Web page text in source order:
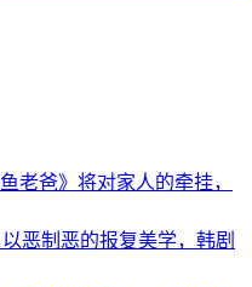
老爸》将对家人的牵挂，
恶制恶的报复美学，韩剧